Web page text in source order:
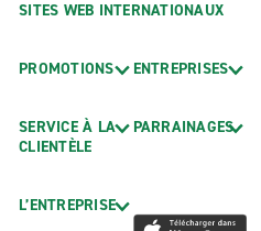
SITES WEB INTERNATIONAUX
PROMOTIONS
SERVICE À LA
CLIENTÈLE
L’ENTREPRISE
ENTREPRISES
PARRAINAGES